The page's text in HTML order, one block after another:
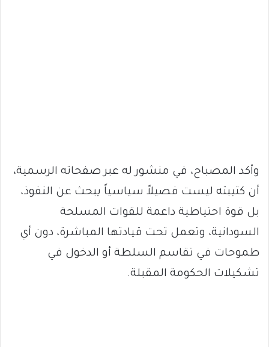
وأكد المصباح، في منشور له عبر صفحاته الرسمية،
أن كتيبته ليست فصيلاً سياسياً يبحث عن النفوذ،
بل قوة احتياطية داعمة للقوات المسلحة
السودانية، وتعمل تحت قيادتها المباشرة، دون أي
طموحات في تقاسم السلطة أو الدخول في
تشكيلات الحكومة المقبلة.